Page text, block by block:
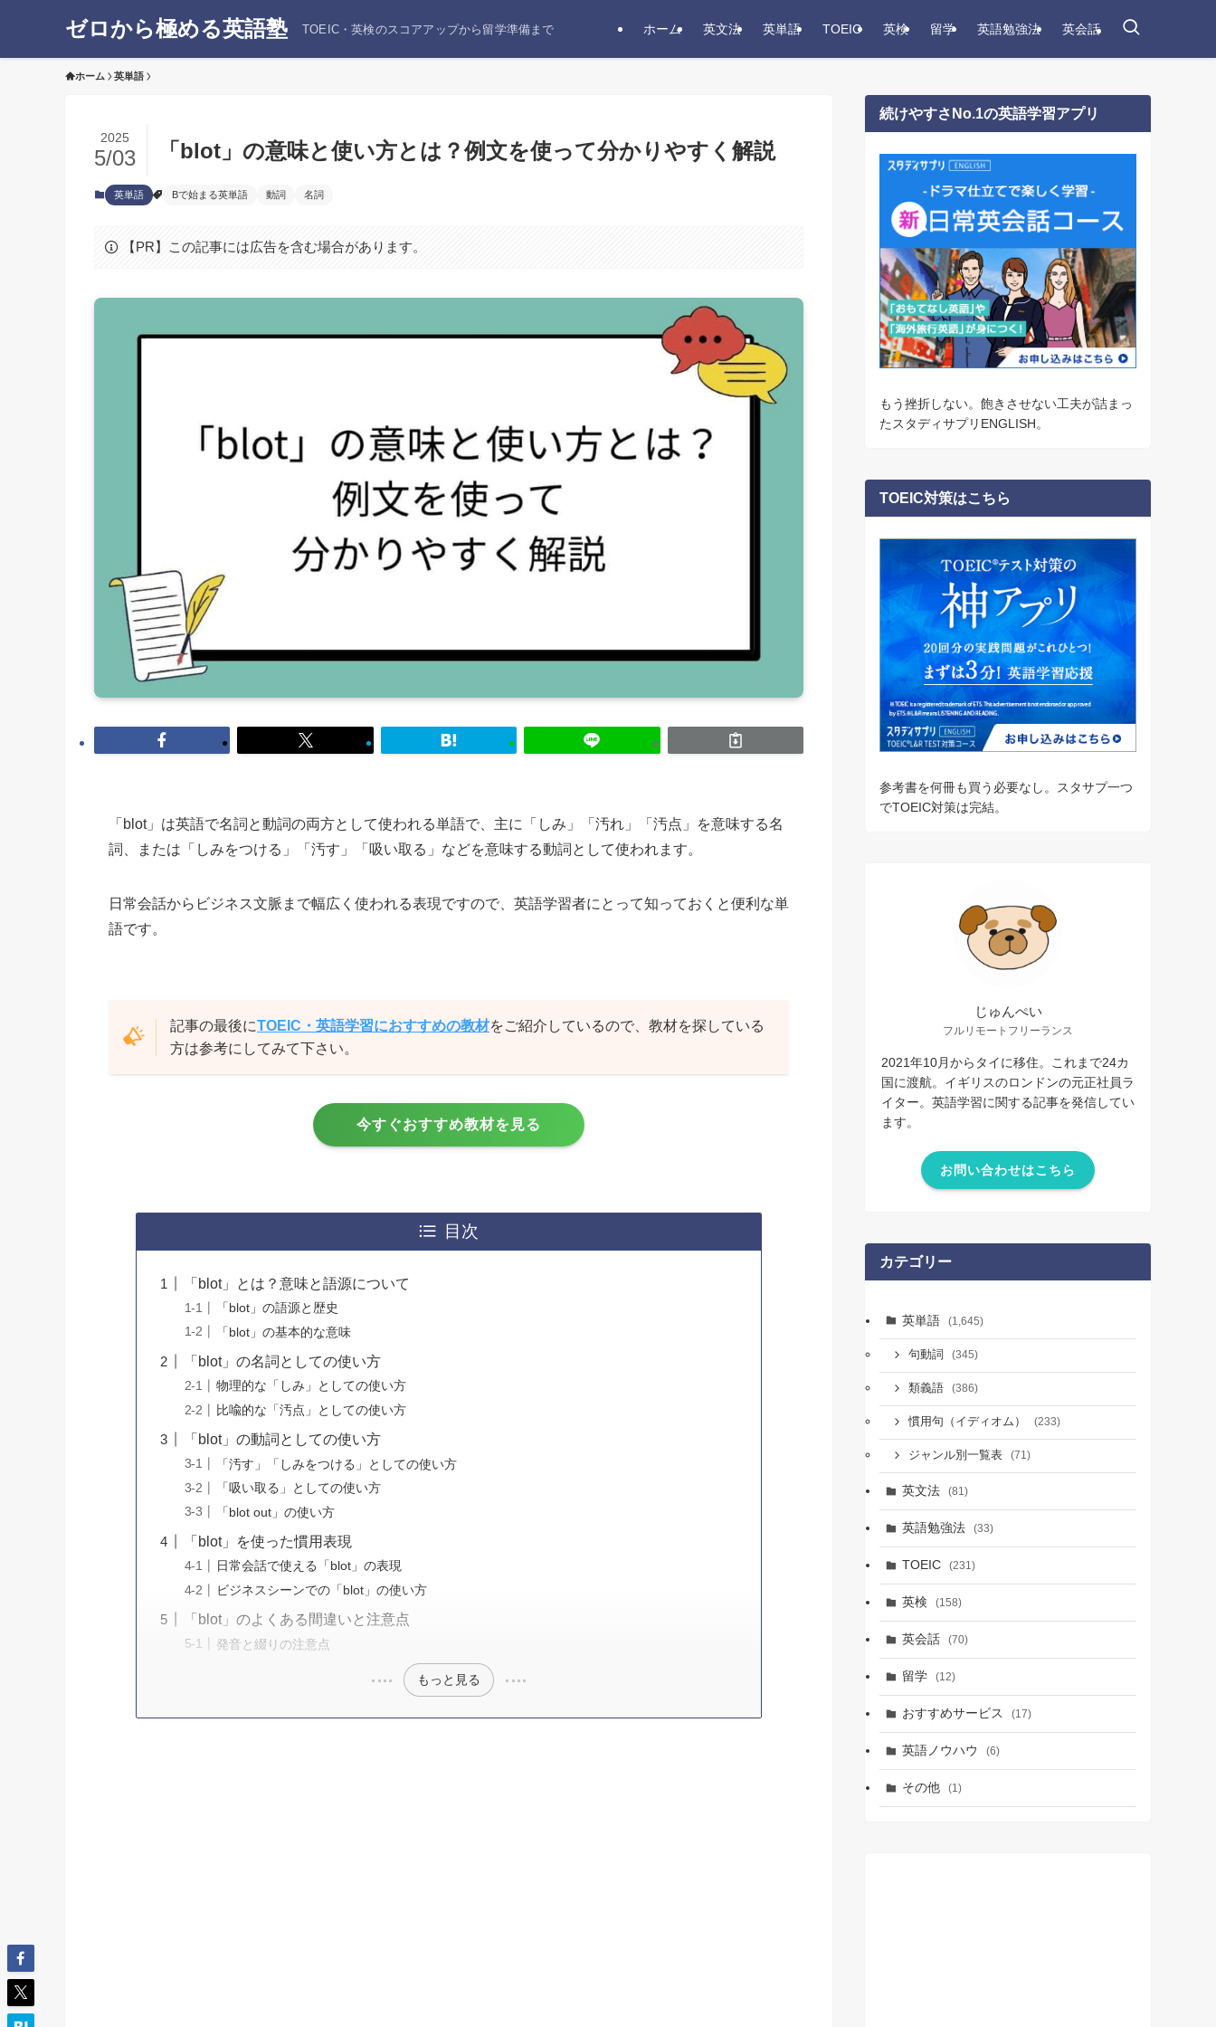
ゼロから極める英語塾 TOEIC・英検のスコアアップから留学準備まで ホーム 英文法 英単語 TOEIC 英検 留学 英語勉強法 英会話
ホーム 英単語
「blot」の意味と使い方とは？例文を使って分かりやすく解説
2025
5/03
英単語 Bで始まる英単語 動詞 名詞
【PR】この記事には広告を含む場合があります。
「blot」は英語で名詞と動詞の両方として使われる単語で、主に「しみ」「汚れ」「汚点」を意味する名
詞、または「しみをつける」「汚す」「吸い取る」などを意味する動詞として使われます。
日常会話からビジネス文脈まで幅広く使われる表現ですので、英語学習者にとって知っておくと便利な単
語です。
記事の最後にTOEIC・英語学習におすすめの教材をご紹介しているので、教材を探している
方は参考にしてみて下さい。
今すぐおすすめ教材を見る
目次
「blot」とは？意味と語源について
「blot」の語源と歴史
「blot」の基本的な意味
「blot」の名詞としての使い方
物理的な「しみ」としての使い方
比喩的な「汚点」としての使い方
「blot」の動詞としての使い方
「汚す」「しみをつける」としての使い方
「吸い取る」としての使い方
「blot out」の使い方
「blot」を使った慣用表現
日常会話で使える「blot」の表現
ビジネスシーンでの「blot」の使い方
「blot」のよくある間違いと注意点
発音と綴りの注意点
もっと見る
続けやすさNo.1の英語学習アプリ
もう挫折しない。飽きさせない工夫が詰まっ
たスタディサプリENGLISH。
TOEIC対策はこちら
参考書を何冊も買う必要なし。スタサプ一つ
でTOEIC対策は完結。
じゅんぺい
フルリモートフリーランス
2021年10月からタイに移住。これまで24カ
国に渡航。イギリスのロンドンの元正社員ラ
イター。英語学習に関する記事を発信してい
ます。
お問い合わせはこちら
カテゴリー
英単語 (1,645)
句動詞 (345)
類義語 (386)
慣用句（イディオム） (233)
ジャンル別一覧表 (71)
英文法 (81)
英語勉強法 (33)
TOEIC (231)
英検 (158)
英会話 (70)
留学 (12)
おすすめサービス (17)
英語ノウハウ (6)
その他 (1)